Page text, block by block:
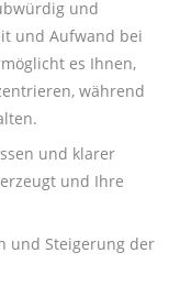
und
und Aufwand bei
es Ihnen,
während
und klarer
und Ihre
und Steigerung der